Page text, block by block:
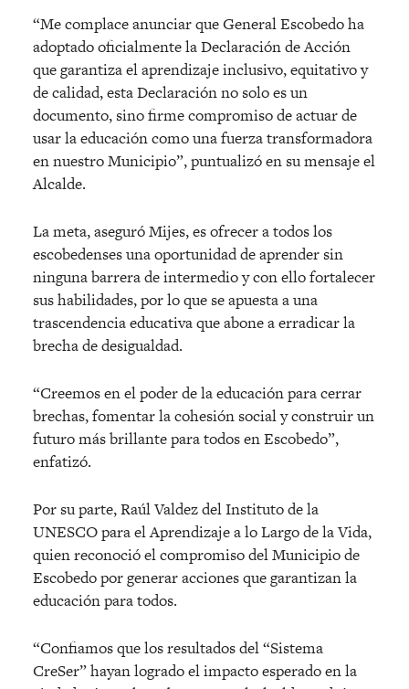
“Me complace anunciar que General Escobedo ha
adoptado oficialmente la Declaración de Acción
que garantiza el aprendizaje inclusivo, equitativo y
de calidad, esta Declaración no solo es un
documento, sino firme compromiso de actuar de
usar la educación como una fuerza transformadora
en nuestro Municipio”, puntualizó en su mensaje el
Alcalde.
La meta, aseguró Mijes, es ofrecer a todos los
escobedenses una oportunidad de aprender sin
ninguna barrera de intermedio y con ello fortalecer
sus habilidades, por lo que se apuesta a una
trascendencia educativa que abone a erradicar la
brecha de desigualdad.
“Creemos en el poder de la educación para cerrar
brechas, fomentar la cohesión social y construir un
futuro más brillante para todos en Escobedo”,
enfatizó.
Por su parte, Raúl Valdez del Instituto de la
UNESCO para el Aprendizaje a lo Largo de la Vida,
quien reconoció el compromiso del Municipio de
Escobedo por generar acciones que garantizan la
educación para todos.
“Confiamos que los resultados del “Sistema
CreSer” hayan logrado el impacto esperado en la